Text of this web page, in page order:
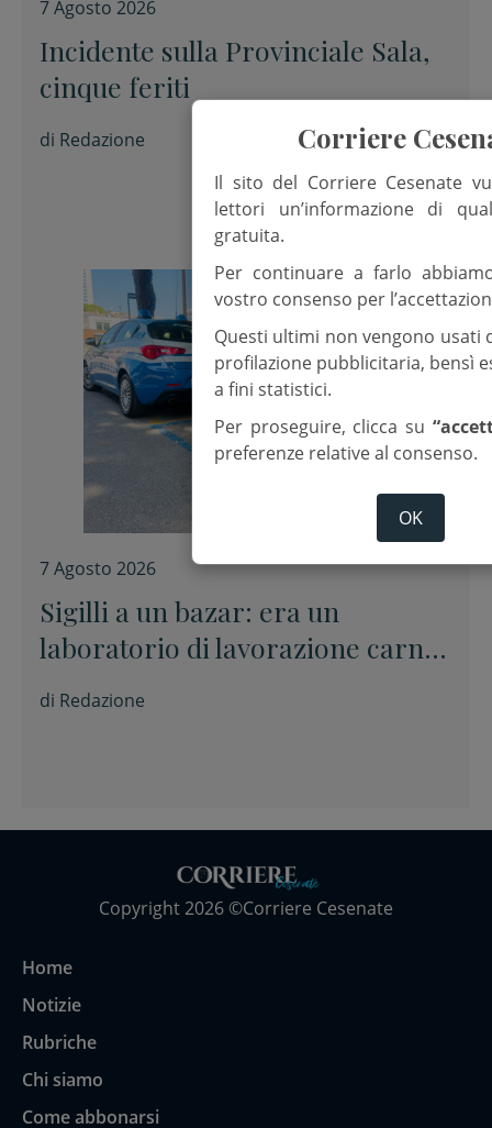
7 Agosto 2026
Incidente sulla Provinciale Sala,
cinque feriti
di Redazione
7 Agosto 2026
Sigilli a un bazar: era un
laboratorio di lavorazione carni
abusivo
di Redazione
Copyright 2026 ©Corriere Cesenate
Home
Notizie
Rubriche
Chi siamo
Come abbonarsi
Corriere
Il sito del Corriere Cesenate
lettori un’informazione di
gratuita.
Per continuare a farlo
vostro consenso per
Questi ultimi non vengono usati
profilazione pubblicitaria, bensì
a fini statistici.
Per proseguire, clicca su
preferenze relative al consenso.
OK